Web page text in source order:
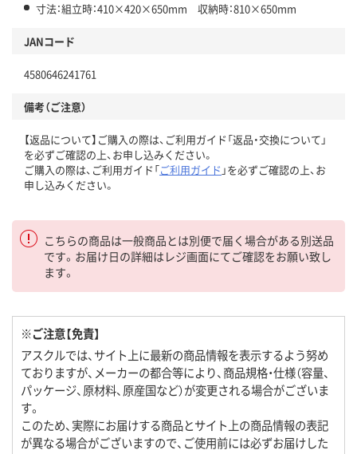
寸法：組立時：410×420×650mm 収納時：810×650mm
JANコード
4580646241761
備考（ご注意）
【返品について】ご購入の際は、ご利用ガイド「返品・交換について」
を必ずご確認の上、お申し込みください。
ご購入の際は、ご利用ガイド「ご利用ガイド 」を必ずご確認の上、お
申し込みください。
こちらの商品は一般商品とは別便で届く場合がある別送品
です。お届け日の詳細はレジ画面にてご確認をお願い致し
ます。
※ご注意【免責】
アスクルでは、サイト上に最新の商品情報を表示するよう努め
ておりますが、メーカーの都合等により、商品規格・仕様（容量、
パッケージ、原材料、原産国など）が変更される場合がございま
す。
このため、実際にお届けする商品とサイト上の商品情報の表記
が異なる場合がございますので、ご使用前には必ずお届けした